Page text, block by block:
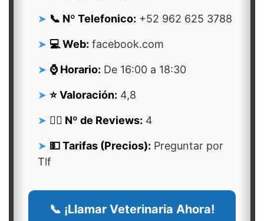
📞 Nº Telefonico: +52 962 625 3788
💻 Web: facebook.com
⌚ Horario: De 16:00 a 18:30
⭐ Valoración: 4,8
👍🏻 Nº de Reviews: 4
💵 Tarifas (Precios): Preguntar por
Tlf
📞 ¡Llamar Veterinaria Ahora!